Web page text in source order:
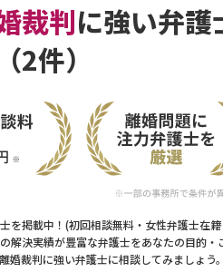
裁判に強い弁
2件）
を掲載中！(初回相談無料・女性弁護士在
解決実績が豊富な弁護士をあなたの目的
婚裁判に強い弁護士に相談してみましょう。